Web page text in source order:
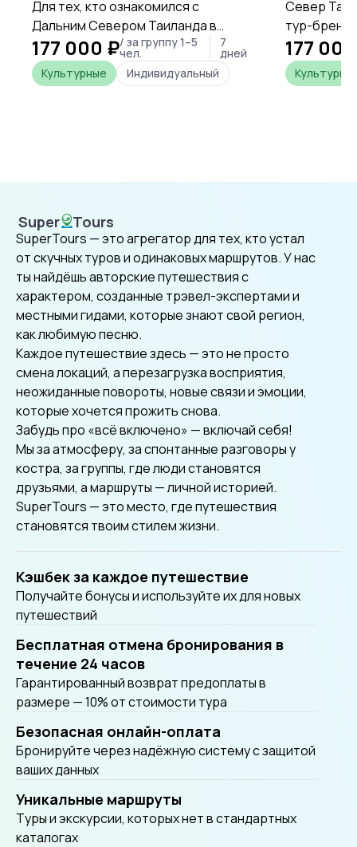
Для тех, кто ознакомился с
Дальним Севером Таиланда в
рамках Первого тура, либо для тех,
кому просто нравится
путешествовать по Таиланду в
177 000 ₽/ за группу 1–5
чел.
7
дней
Культурные
Индивидуальный
Север
тур-
"Чёрный
заметно
общем же
приятно
177
Super Tours
SuperTours
SuperTours — это агрегатор для тех, кто устал
от скучных туров и одинаковых маршрутов. У нас
ты найдёшь авторские путешествия с
характером, созданные трэвел-экспертами и
местными гидами, которые знают свой регион,
как любимую песню.
Каждое путешествие здесь — это не просто
смена локаций, а перезагрузка восприятия,
неожиданные повороты, новые связи и эмоции,
которые хочется прожить снова.
Забудь про «всё включено» — включай себя!
Мы за атмосферу, за спонтанные разговоры у
костра, за группы, где люди становятся
друзьями, а маршруты — личной историей.
SuperTours — это место, где путешествия
становятся твоим стилем жизни.
Кэшбек за каждое путешествие
Получайте бонусы и используйте их для новых
путешествий
Бесплатная отмена бронирования в
течение 24 часов
Гарантированный возврат предоплаты в
размере — 10% от стоимости тура
Безопасная онлайн-оплата
Бронируйте через надёжную систему с защитой
ваших данных
Уникальные маршруты
Tуры и экскурсии, которых нет в стандартных
каталогах